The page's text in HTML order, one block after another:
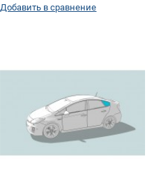
Добавить в сравнение